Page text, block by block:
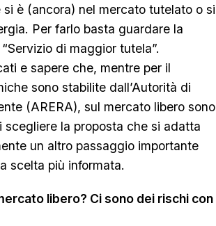
è (ancora) nel mercato tutelato o si
Per farlo basta guardare la
di maggior tutela”.
e sapere che, mentre per il
sono stabilite dall’Autorità di
(ARERA), sul mercato libero sono
la proposta che si adatta
un altro passaggio importante
scelta più informata.
libero? Ci sono dei rischi con